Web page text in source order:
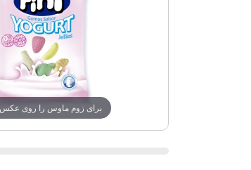
برای زوم ماوس را روی